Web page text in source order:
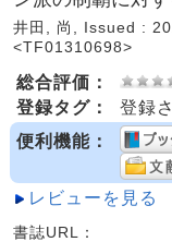
井田, 尚, Issued :
<TF01310698>
総合評価：
登録タグ：
登録
便利機能：
レビューを見る
書誌URL：